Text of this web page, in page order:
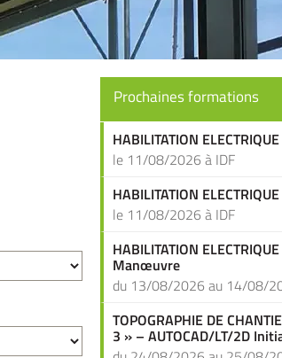
Prochaines formations
HABILITATION
le 11/08/2026 à IDF
HABILITATION
le 11/08/2026 à IDF
HABILITATION
Manœuvre
du 13/08/2026 au 14/08/
TOPOGRAPHIE DE
3 » – AUTOCAD/LT/2D